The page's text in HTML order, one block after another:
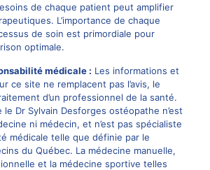
de chaque patient peut amplifier
L’importance de chaque
de soin est primordiale pour
optimale.
médicale : Les informations et
ce site ne remplacent pas l’avis, le
d’un professionnel de la santé.
le Dr Sylvain Desforges ostéopathe n’est
ni médecin, et n’est pas spécialiste
médicale telle que définie par le
du Québec. La médecine manuelle,
et la médecine sportive telles